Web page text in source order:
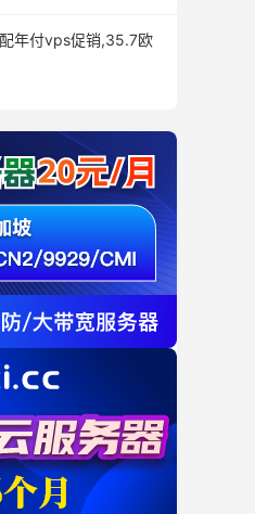
年付vps促销,35.7欧